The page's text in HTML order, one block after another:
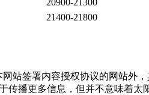
21400-21800
站签署内容授权协议的网站
传播更多信息，但并不意味着